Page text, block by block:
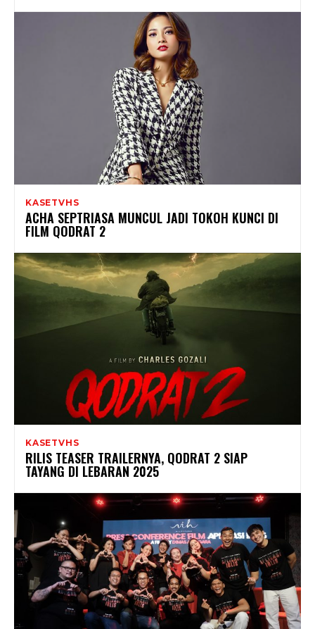
KASETVHS
ACHA SEPTRIASA MUNCUL JADI TOKOH KUNCI DI
FILM QODRAT 2
KASETVHS
RILIS TEASER TRAILERNYA, QODRAT 2 SIAP
TAYANG DI LEBARAN 2025